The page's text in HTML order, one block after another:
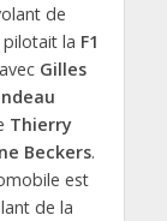
de
la F1
Gilles
Thierry
Beckers.
est
de la